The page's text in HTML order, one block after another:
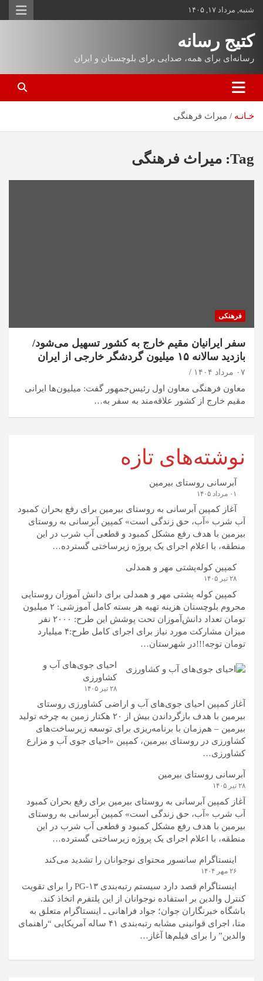
شنبه, مرداد ۱۷, ۱۴۰۵
کتیج رسانه
رسانه‌ای برای همه، صدایی برای بلوچستان و ایران
خـانـه میراث فرهنگی
Tag: میراث فرهنگی
فرهنکی
سفر ایرانیان مقیم خارج به کشور تسهیل می‌شود/
بازدید سالانه ۱۵ میلیون گردشگر خارجی از ایران
۰۷ مرداد ۱۴۰۴
معاون فرهنگی معاون اول رئیس‌جمهور گفت: میلیون‌ها ایرانی
مقیم خارج از کشور علاقه‌مند به سفر به…
نوشته‌های تازه
آبرسانی روستای بیرمین
۰۱ مرداد ۱۴۰۵
آغاز کمپین آبرسانی به روستای بیرمین برای رفع بحران کمبود
آب شرب «آب، حق زندگی است» کمپین آبرسانی به روستای
بیرمین با هدف رفع مشکل کمبود و قطعی آب شرب در این
منطقه، با اعلام اجرای یک پروژه زیرساختی گسترده…
کمپین کوله‌پشتی مهر و همدلی
۲۸ تیر ۱۴۰۵
کمپین کوله‌ پشتی مهر و همدلی برای دانش آموزان روستایی
محروم بلوچستان هزینه تهیه هر بسته کامل آموزشی: ۲ میلیون
تومان تعداد دانش‌آموزان تحت پوشش این طرح: ۲۰۰۰ نفر
میزان مشارکت مورد نیاز برای اجرای کامل طرح:۴ میلیارد
تومان توجه!!!در شهرستان…
احیای جوی‌های آب و
کشاورزی
۲۸ تیر ۱۴۰۵
آغاز کمپین احیای جوی‌های آب و اراضی کشاورزی روستای
بیرمین با هدف بازگرداندن بیش از ۲۰ هکتار زمین به چرخه تولید
بیرمین – هم‌زمان با برنامه‌ریزی برای توسعه زیرساخت‌های
کشاورزی در روستای بیرمین، کمپین «احیای جوی آب و مزارع
کشاورزی…
آبرسانی روستای بیرمین
۲۸ تیر ۱۴۰۵
آغاز کمپین آبرسانی به روستای بیرمین برای رفع بحران کمبود
آب شرب «آب، حق زندگی است» کمپین آبرسانی به روستای
بیرمین با هدف رفع مشکل کمبود و قطعی آب شرب در این
منطقه، با اعلام اجرای یک پروژه زیرساختی گسترده…
اینستاگرام سانسور محتوای نوجوانان را تشدید می‌کند
۲۶ مهر ۱۴۰۴
اینستاگرام قصد دارد سیستم رتبه‌بندی PG-۱۳ را برای تقویت
کنترل والدین بر استفاده نوجوانان از این پلتفرم اتخاذ کند.
باشگاه خبرنگاران جوان؛ جواد فراهانی ـ اینستاگرام متعلق به
متا، اجرای قوانینی مشابه رتبه‌بندی ۴۱ ساله آمریکایی “راهنمای
والدین” را برای فیلم‌ها آغاز…